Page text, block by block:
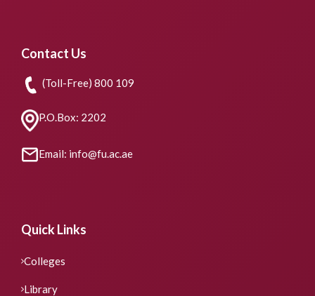
Contact Us
(Toll-Free) 800 109
P.O.Box: 2202
Email: info@fu.ac.ae
Quick Links
Colleges
Library